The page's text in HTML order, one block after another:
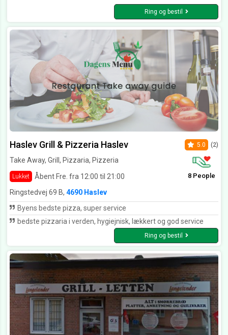
Ring og bestil
Haslev Grill & Pizzeria Haslev
Take Away, Grill, Pizzaria, Pizzeria
Lukket Åbent Fre. fra 12:00 til 21:00
5.0 (2)
8 People
Ringstedvej 69 B, 4690 Haslev
Byens bedste pizza, super service
bedste pizzaria i verden, hygiejnisk, lækkert og god service
Ring og bestil